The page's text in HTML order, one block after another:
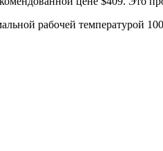
рабочей температурой